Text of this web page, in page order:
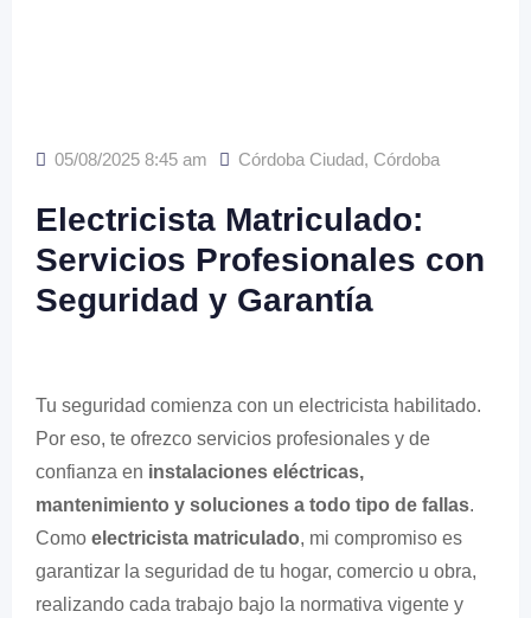
05/08/2025 8:45 am Córdoba Ciudad, Córdoba
Electricista Matriculado:
Servicios Profesionales con
Seguridad y Garantía
Tu seguridad comienza con un electricista habilitado.
Por eso, te ofrezco servicios profesionales y de
confianza en instalaciones eléctricas,
mantenimiento y soluciones a todo tipo de fallas.
Como electricista matriculado, mi compromiso es
garantizar la seguridad de tu hogar, comercio u obra,
realizando cada trabajo bajo la normativa vigente y